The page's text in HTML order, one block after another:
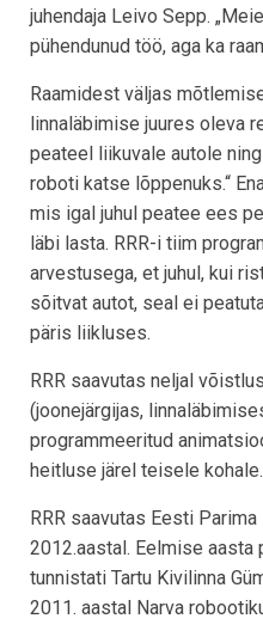
juhendaja Leivo Sepp.
pühendunud töö, aga ka
Raamidest väljas
linnaläbimise juures oleva
peateel liikuvale autole
roboti katse lõppenuks.“
mis igal juhul peatee ees
läbi lasta. RRR-i tiim
arvestusega, et juhul, kui
sõitvat autot, seal ei
päris liikluses.
RRR saavutas neljal
(joonejärgijas,
programmeeritud
heitluse järel teisele kohale.
RRR saavutas Eesti
2012.aastal. Eelmise
tunnistati Tartu Kivilinna
2011. aastal Narva